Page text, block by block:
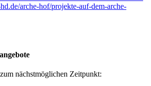
arche-hof/projekte-auf-dem-arche-
nächstmöglichen Zeitpunkt: